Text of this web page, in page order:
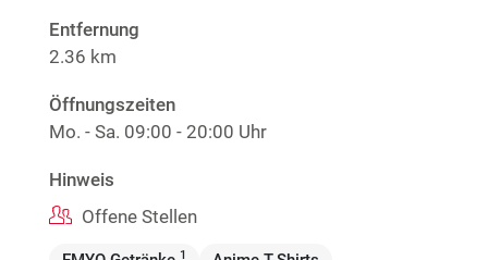
Entfernung
2.36 km
Öffnungszeiten
Mo. - Sa. 09:00 - 20:00 Uhr
Hinweis
Offene Stellen
1